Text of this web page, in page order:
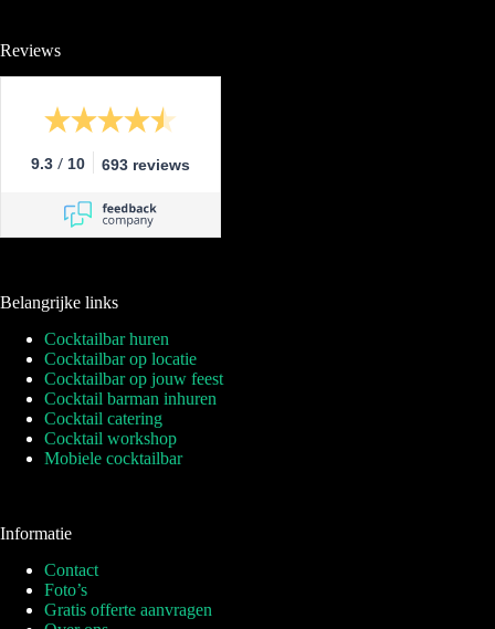
Reviews
9.3 / 10 693 reviews
Belangrijke links
Cocktailbar huren
Cocktailbar op locatie
Cocktailbar op jouw feest
Cocktail barman inhuren
Cocktail catering
Cocktail workshop
Mobiele cocktailbar
Informatie
Contact
Foto’s
Gratis offerte aanvragen